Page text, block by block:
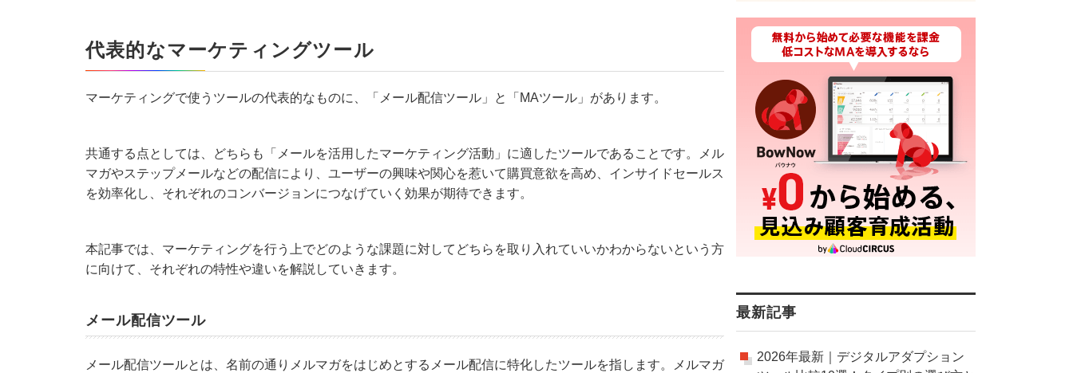
代表的なマーケティングツール
マーケティングで使うツールの代表的なものに、「メール配信ツール」と「MAツール」があります。
共通する点としては、どちらも「メールを活用したマーケティング活動」に適したツールであることです。メル
マガやステップメールなどの配信により、ユーザーの興味や関心を惹いて購買意欲を高め、インサイドセールス
を効率化し、それぞれのコンバージョンにつなげていく効果が期待できます。
本記事では、マーケティングを行う上でどのような課題に対してどちらを取り入れていいかわからないという方
に向けて、それぞれの特性や違いを解説していきます。
メール配信ツール
メール配信ツールとは、名前の通りメルマガをはじめとするメール配信に特化したツールを指します。メルマガ
最新記事
2026年最新｜デジタルアダプション